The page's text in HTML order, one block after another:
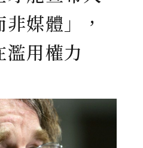
媒體」，
用權力